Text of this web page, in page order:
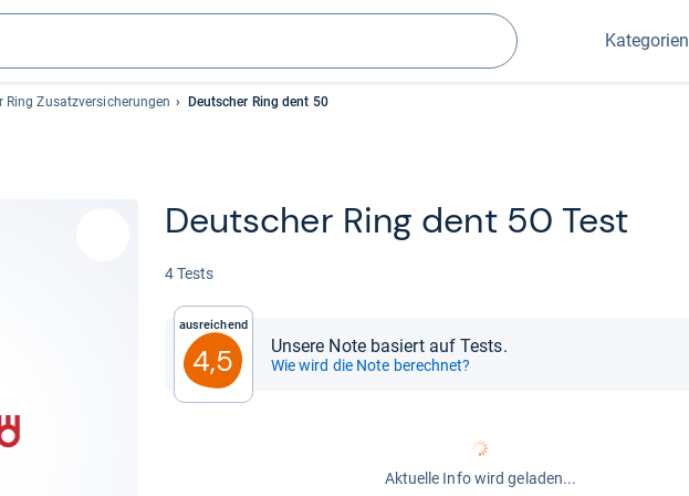
Suchen
Kategorien
Ring Zusatzversicherungen Deutscher Ring dent 50
Deut­scher Ring dent 50 Test
4 Tests
Ausreichend
4,5 Unsere Note basiert auf Tests.
Wie wird die Note berechnet?
Aktuelle Info wird geladen...